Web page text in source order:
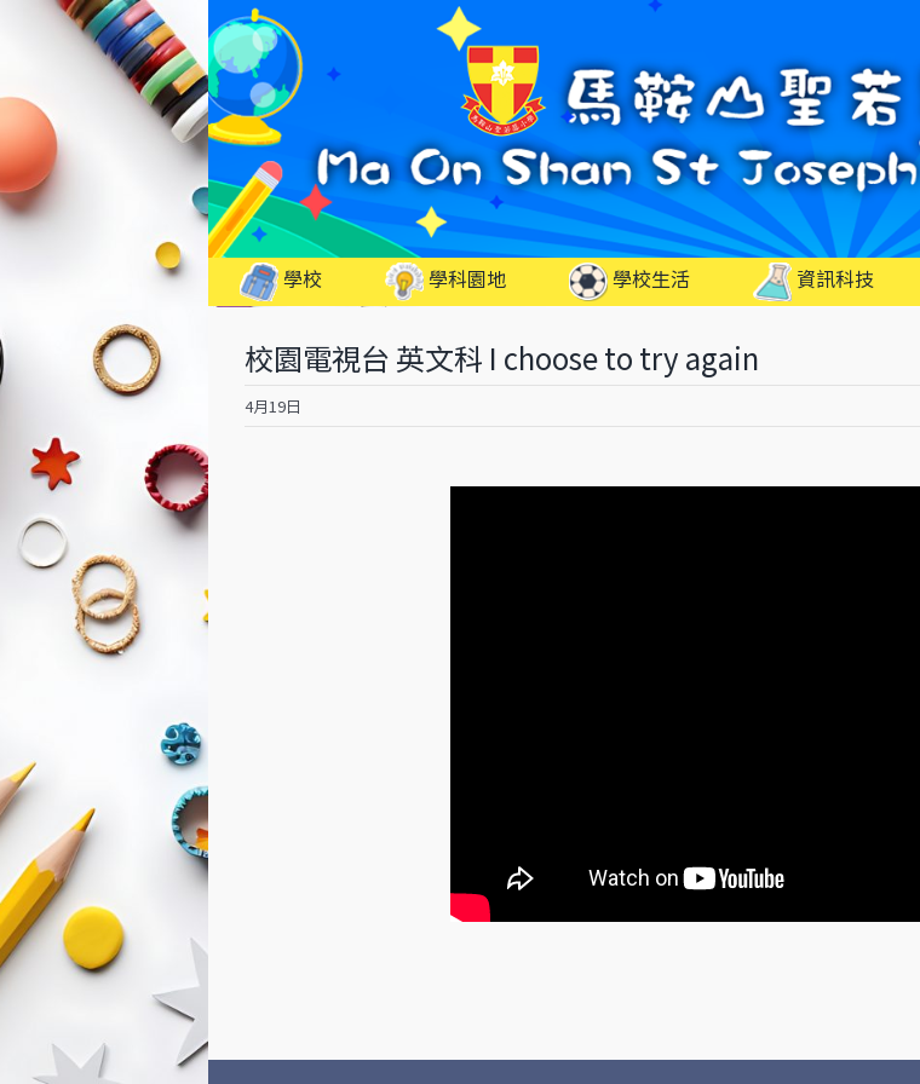
學校 學科園地 學校生活 資訊科技
校園電視台 英文科 I choose to try again
4月19日